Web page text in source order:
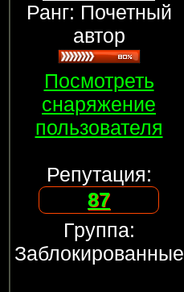
Ранг: Почетный
автор
Посмотреть
снаряжение
пользователя
Репутация:
87
Группа:
Заблокированные